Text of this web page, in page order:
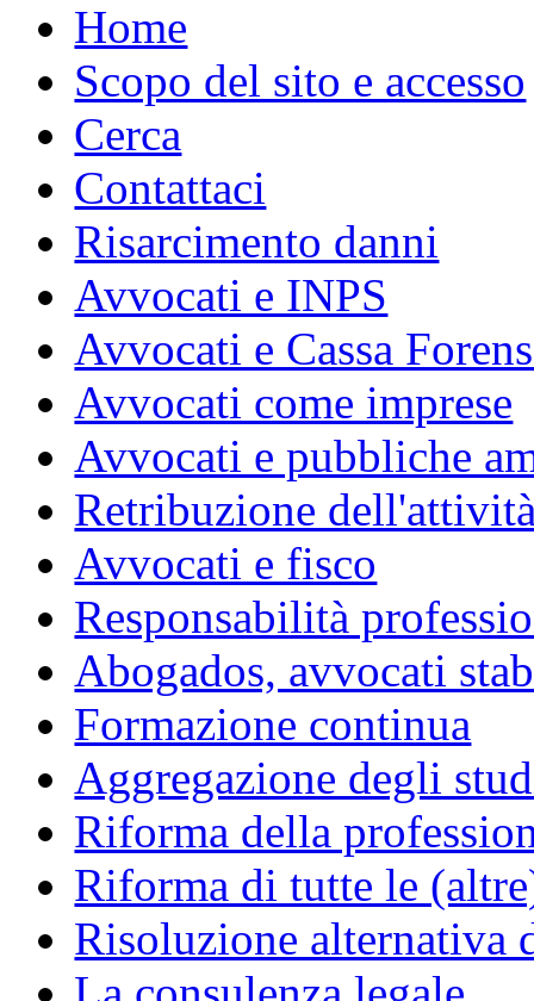
Home
Scopo del sito e accesso
Cerca
Contattaci
Risarcimento danni
Avvocati e INPS
Avvocati e Cassa
Avvocati come imprese
Avvocati e pubbliche
Retribuzione
Avvocati e fisco
Responsabilità
Abogados, avvocati
Formazione continua
Aggregazione degli
Riforma della
Riforma di tutte le
Risoluzione alternativa